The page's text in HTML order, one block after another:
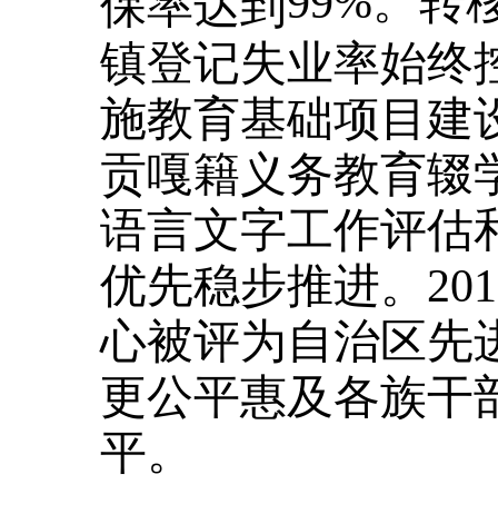
镇登记失业率始终
施教育基础项目建
贡嘎籍义务教育辍
语言文字工作评估
优先稳步推进。
心被评为自治区先
更公平惠及各族干
平。